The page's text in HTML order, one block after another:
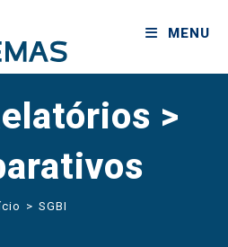
MENU
>
> SGBI